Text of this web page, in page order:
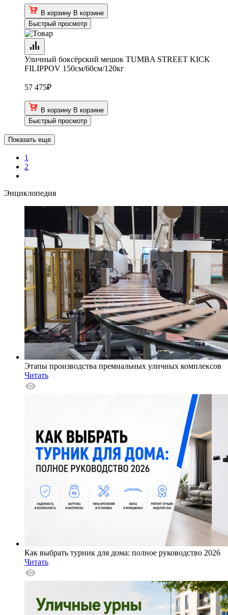
В корзину В корзине
Быстрый просмотр
Уличный боксёрский мешок TUMBA STREET KICK
FILIPPOV 150см/60см/120кг
57 475₽
В корзину В корзине
Быстрый просмотр
Показать еще
1
2
Энциклопедия
Этапы производства премиальных уличных комплексов
Читать
Как выбрать турник для дома: полное руководство 2026
Читать